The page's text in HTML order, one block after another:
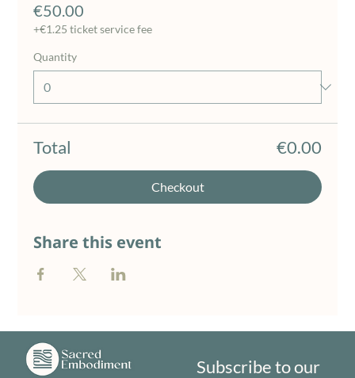
€50.00
+€1.25 ticket service fee
Quantity
Total €0.00
Checkout
Share this event
Subscribe to our